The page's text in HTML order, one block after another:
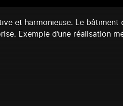
et harmonieuse. Le
Exemple d’une réalisation